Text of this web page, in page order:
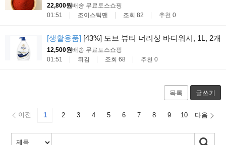
22,800원배송 무료토스쇼핑
01:51
조이스틱맨 조회 82 추천 0
[생활용품] [43%] 도브 뷰티 너리싱 바디워시, 1L, 2개
12,500원배송 무료토스쇼핑
01:51
튀김 조회 68 추천 0
목록 글쓰기
이전 1 2 3 4 5 6 7 8 9 10 다음